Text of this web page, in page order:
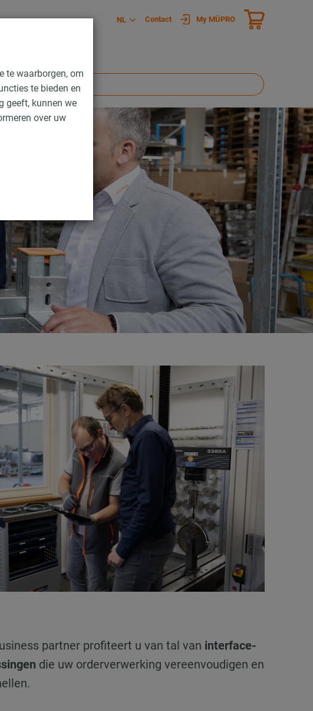
te waarborgen, om
te bieden en
geeft, kunnen we
over uw
NL Contact My MÜPRO
partner profiteert u van tal van interface-
die uw orderverwerking vereenvoudigen en